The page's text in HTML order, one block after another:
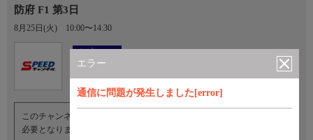
エラー
通信に問題が発生しました[error]
防府 F1 第3日
8月25日(火) 10:00〜14:30
オプション
Ch.923
SPEEDチャンネル
このチャンネルのご視聴には、オプションチャンネル(有料)のご契約が
必要となります。